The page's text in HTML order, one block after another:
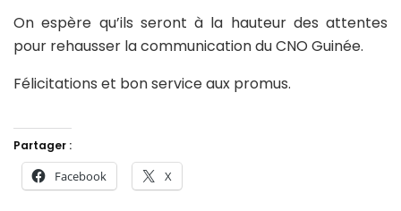
On espère qu’ils seront à la hauteur des attentes
pour rehausser la communication du CNO Guinée.
Félicitations et bon service aux promus.
Partager :
Facebook X